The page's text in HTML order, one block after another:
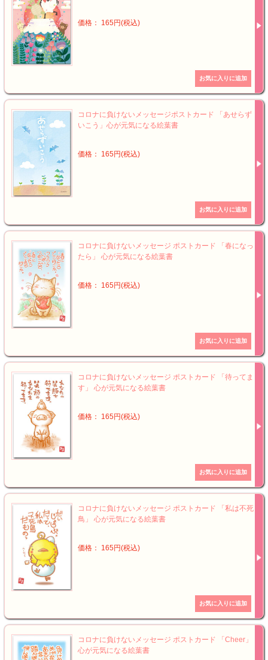
価格： 165円(税込)
コロナに負けないメッセージポストカード 「あせらず
いこう」心が元気になる絵葉書
価格： 165円(税込)
コロナに負けないメッセージ ポストカード 「春になっ
たら」 心が元気になる絵葉書
価格： 165円(税込)
コロナに負けないメッセージ ポストカード 「待ってま
す」 心が元気になる絵葉書
価格： 165円(税込)
コロナに負けないメッセージ ポストカード 「私は不死
鳥」 心が元気になる絵葉書
価格： 165円(税込)
コロナに負けないメッセージ ポストカード 「Cheer」
心が元気になる絵葉書